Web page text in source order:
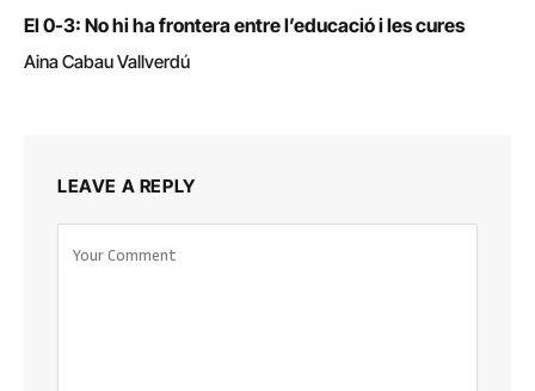
El 0-3: No hi ha frontera entre l’educació i les cures
Aina Cabau Vallverdú
LEAVE A REPLY